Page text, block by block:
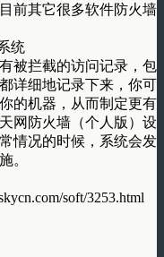
前其它很多软件防火墙
统
拦截的访问记录，包
详细地记录下来，你可
的机器，从而制定更有
网防火墙（个人版）设
情况的时候，系统会发
。
soft/3253.html